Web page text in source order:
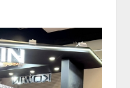
OS」「営業領域
」の開発とAI研究